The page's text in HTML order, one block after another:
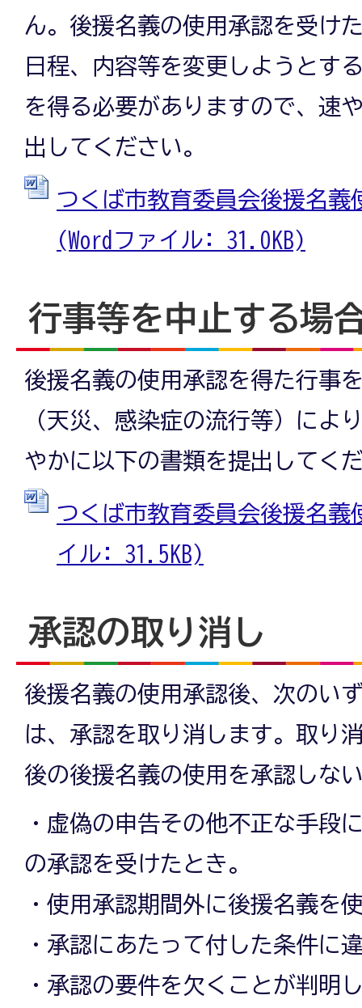
ん。後援名義の使用承認を受け
日程、内容等を変更しようとす
を得る必要がありますので、速
出してください。
つくば市教育委員会後援名義
(Wordファイル: 31.0KB)
行事等を中止する場
後援名義の使用承認を得た行事
（天災、感染症の流行等）によ
やかに以下の書類を提出してく
つくば市教育委員会後援名義
イル: 31.5KB)
承認の取り消し
後援名義の使用承認後、次のい
は、承認を取り消します。取り
後の後援名義の使用を承認しな
・虚偽の申告その他不正な手段
の承認を受けたとき。
・使用承認期間外に後援名義を
・承認にあたって付した条件に
・承認の要件を欠くことが判明